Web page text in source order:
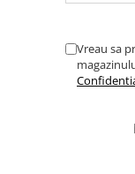
Vreau sa